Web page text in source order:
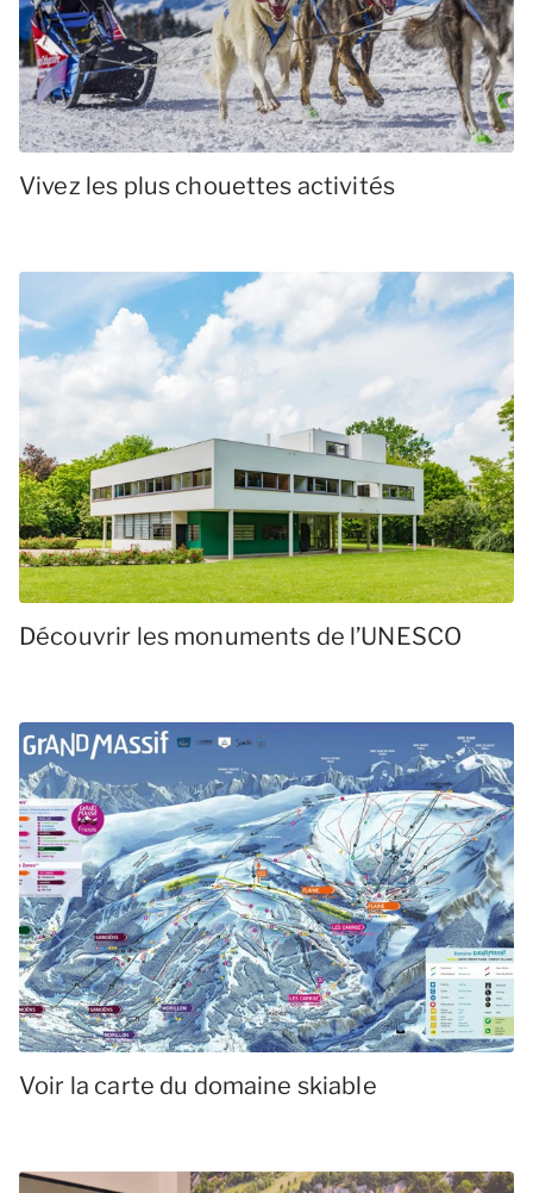
Vivez les plus chouettes activités
Découvrir les monuments de l’UNESCO
Voir la carte du domaine skiable